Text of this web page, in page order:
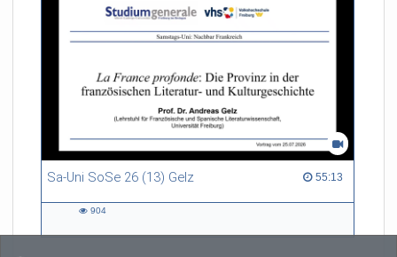
Sa-Uni SoSe 26 (13) Gelz 55:13
55:13 duration
904